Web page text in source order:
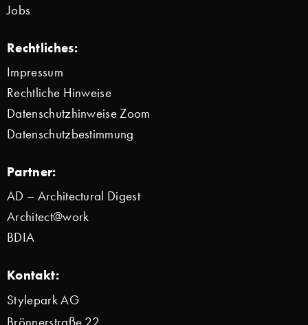
Jobs
Rechtliches:
Impressum
Rechtliche Hinweise
Datenschutzhinweise Zoom
Datenschutzbestimmung
Partner:
AD – Architectural Digest
Architect@work
BDIA
Kontakt:
Stylepark AG